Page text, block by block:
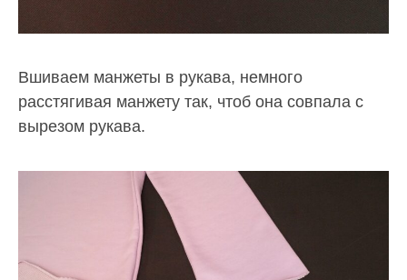
Вшиваем манжеты в рукава, немного
расстягивая манжету так, чтоб она совпала с
вырезом рукава.